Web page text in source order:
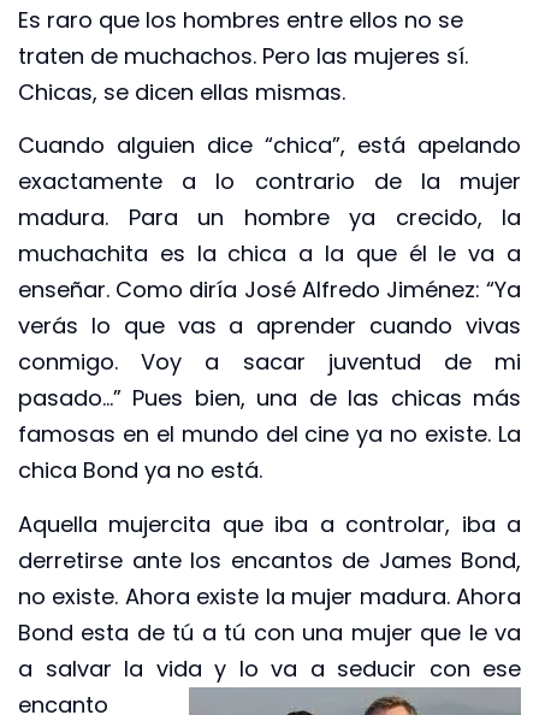
Es raro que los hombres entre ellos no se
traten de muchachos. Pero las mujeres sí.
Chicas, se dicen ellas mismas.
Cuando alguien dice “chica”, está apelando
exactamente a lo contrario de la mujer
madura. Para un hombre ya crecido, la
muchachita es la chica a la que él le va a
enseñar. Como diría José Alfredo Jiménez: “Ya
verás lo que vas a aprender cuando vivas
conmigo. Voy a sacar juventud de mi
pasado…” Pues bien, una de las chicas más
famosas en el mundo del cine ya no existe. La
chica Bond ya no está.
Aquella mujercita que iba a controlar, iba a
derretirse ante los encantos de James Bond,
no existe. Ahora existe la mujer madura. Ahora
Bond esta de tú a tú con una mujer que le va
a salvar la vida y lo va a seducir con ese
encanto